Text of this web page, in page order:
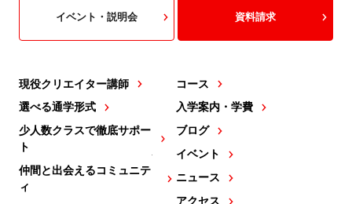
現役クリエイター講師
選べる通学形式
少人数クラスで徹底サポー
ト
仲間と出会えるコミュニテ
ィ
コース
入学案内・学費
ブログ
イベント
ニュース
アクセス
イベント・説明会 資料請求